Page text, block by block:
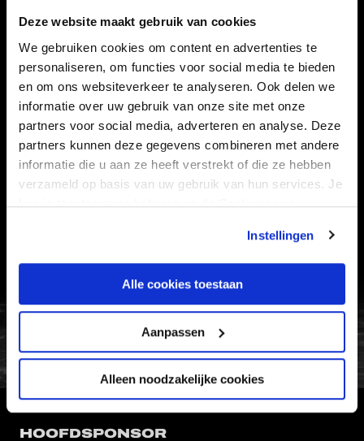
Deze website maakt gebruik van cookies
We gebruiken cookies om content en advertenties te
personaliseren, om functies voor social media te bieden
en om ons websiteverkeer te analyseren. Ook delen we
informatie over uw gebruik van onze site met onze
partners voor social media, adverteren en analyse. Deze
partners kunnen deze gegevens combineren met andere
informatie die u aan ze heeft verstrekt of die ze hebben
verzameld op basis van uw gebruik van hun services. Je
kan je toestemming beheren op de Cookiepagina.
Instellingen
Alle cookies toestaan
Aanpassen
Alleen noodzakelijke cookies
TEAMS
STADION
SUPPORTERS
KAARTVERKOOP
BUSINESS
Informatie
VEELGESTELDE VRAGEN
CONTACT
VERTROUWENSPERSOON
FC Utrecht<br>vanuit<br>het
HOOFDSPONSOR